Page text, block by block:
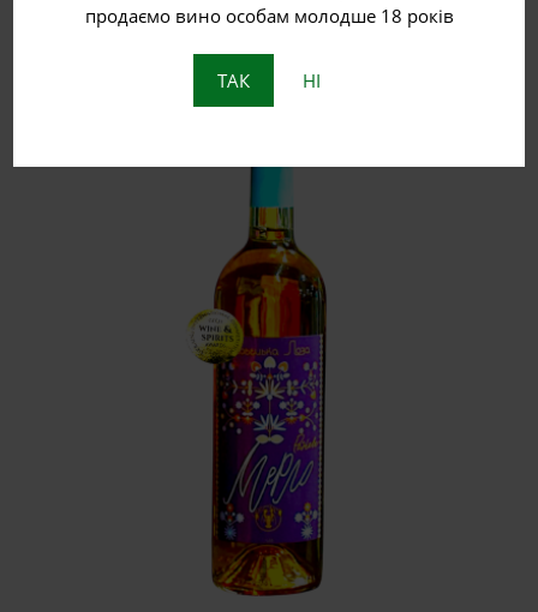
продаємо вино особам молодше 18 років
ТАК НІ
ДОДАТИ В КОШИК